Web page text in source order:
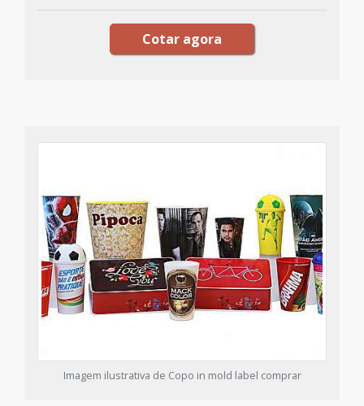
Cotar agora
Imagem ilustrativa de Copo in mold label comprar